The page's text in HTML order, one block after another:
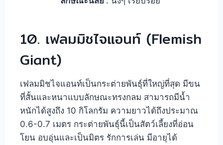
10. เฟลมมิชไจแอนท์ (Flemish
Giant)
เฟลมมิชไจแอนท์เป็นกระต่ายพันธุ์ที่ใหญ่ที่สุด มีขน
ที่สั้นและหนาแบบลักษณะทรงกลม สามารถมีน้ำ
หนักได้สูงถึง 10 กิโลกรัม ความยาวได้ถึงประมาณ
0.6-0.7 เมตร กระต่ายพันธุ์นี้เป็นสัตว์เลี้ยงที่อ่อน
โยน อบอุ่นและเป็นมิตร รักการเล่น มีอายุได้